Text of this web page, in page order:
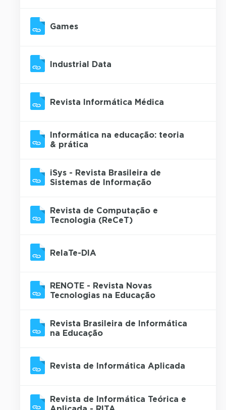
Games
Industrial Data
Revista Informática Médica
Informática na educação: teoria
& prática
iSys - Revista Brasileira de
Sistemas de Informação
Revista de Computação e
Tecnologia (ReCeT)
RelaTe-DIA
RENOTE - Revista Novas
Tecnologias na Educação
Revista Brasileira de Informática
na Educação
Revista de Informática Aplicada
Revista de Informática Teórica e